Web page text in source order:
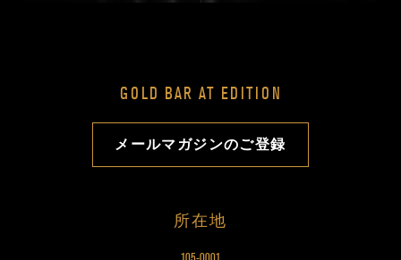
GOLD BAR AT EDITION
メールマガジンのご登録
所在地